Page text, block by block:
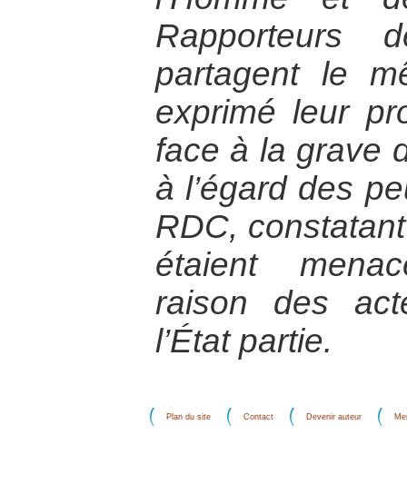
Rapporteurs
partagent le
exprimé leur
face à la grave
à l’égard des
RDC,
étaient
raison des
l’État partie.
Plan du site Contact Devenir auteur